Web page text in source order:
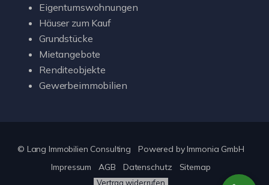
Eigentumswohnungen
Häuser zum Kauf
Grundstücke
Mietangebote
Renditeobjekte
Gewerbeimmobilien
© Lang Immobilien Consulting Powered byImmonia GmbH
Impressum
AGB Datenschutz Sitemap
Vertrag widerrufen